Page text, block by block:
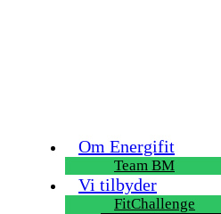
Om Energifit
Team BM
Vi tilbyder
FitChallenge